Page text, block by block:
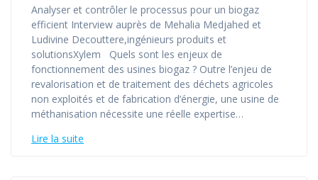
Analyser et contrôler le processus pour un biogaz
efficient Interview auprès de Mehalia Medjahed et
Ludivine Decouttere,ingénieurs produits et
solutionsXylem Quels sont les enjeux de
fonctionnement des usines biogaz ? Outre l’enjeu de
revalorisation et de traitement des déchets agricoles
non exploités et de fabrication d’énergie, une usine de
méthanisation nécessite une réelle expertise…
Lire la suite